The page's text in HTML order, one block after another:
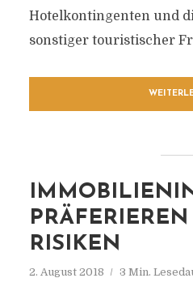
Hotelkontingenten und
sonstiger touristischer
RISIKEN
2. August 2018 3 Min.